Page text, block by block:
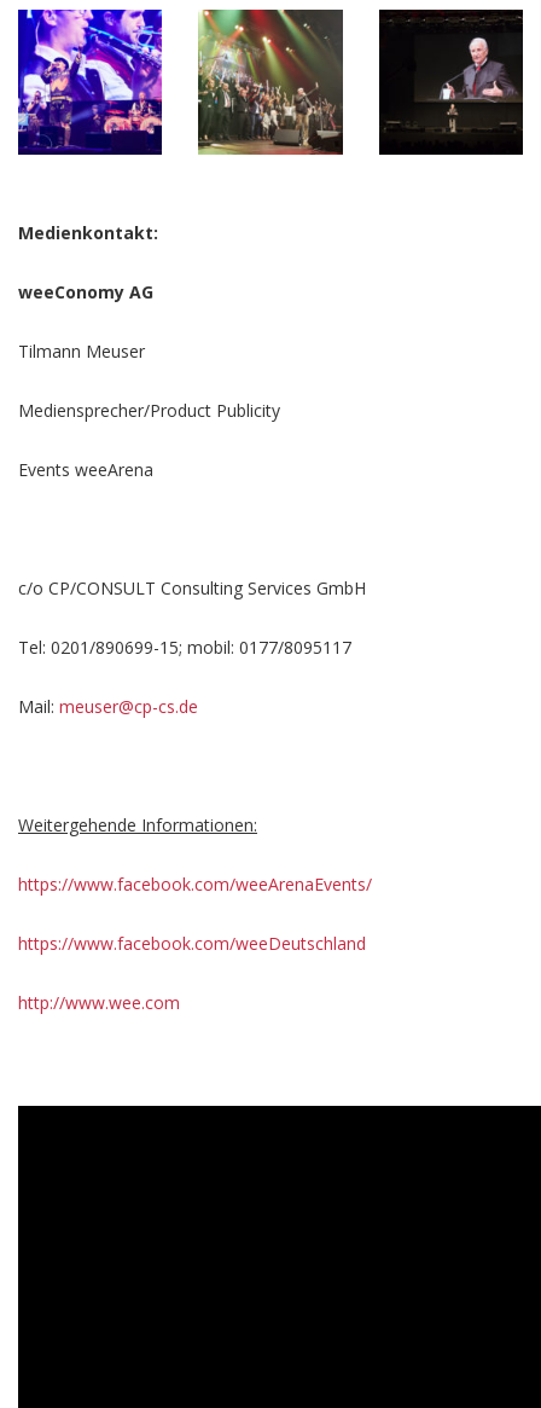
Medienkontakt:
weeConomy AG
Tilmann Meuser
Mediensprecher/Product Publicity
Events weeArena
c/o CP/CONSULT Consulting Services GmbH
Tel: 0201/890699-15; mobil: 0177/8095117
Mail: meuser@cp-cs.de
Weitergehende Informationen:
https://www.facebook.com/weeArenaEvents/
https://www.facebook.com/weeDeutschland
http://www.wee.com